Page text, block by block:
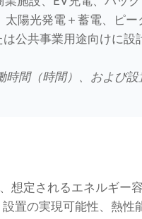
太陽光発電＋蓄電、ピー
は公共事業用途向けに設
間（時間）、および
想定されるエネルギー
置の実現可能性、熱性